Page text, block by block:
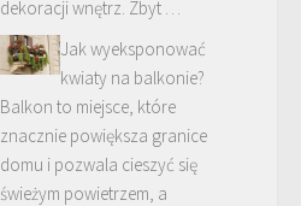
dekoracji wnętrz. Zbyt …
Jak wyeksponować
kwiaty na balkonie?
Balkon to miejsce, które
znacznie powiększa granice
domu i pozwala cieszyć się
świeżym powietrzem, a